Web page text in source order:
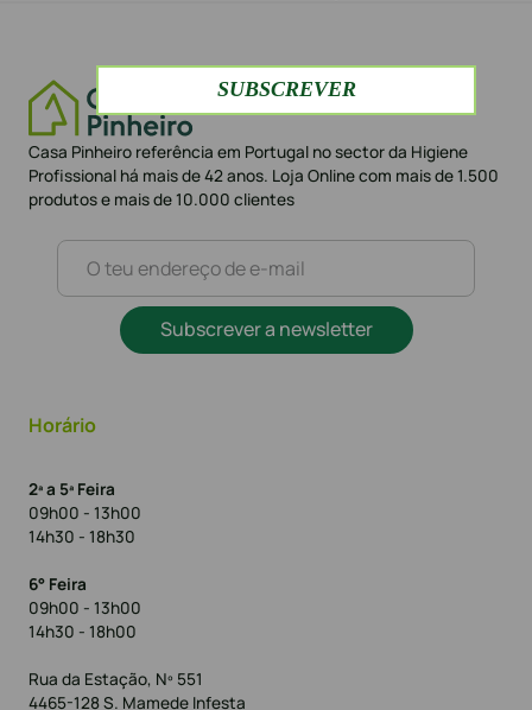
Casa Pinheiro referência em Portugal no sector da Higiene
Profissional há mais de 42 anos. Loja Online com mais de 1.500
produtos e mais de 10.000 clientes
Subscrever a newsletter
Horário
2ª a 5ª Feira
09h00 - 13h00
14h30 - 18h30
6° Feira
09h00 - 13h00
14h30 - 18h00
Rua da Estação, Nº 551
4465-128 S. Mamede Infesta